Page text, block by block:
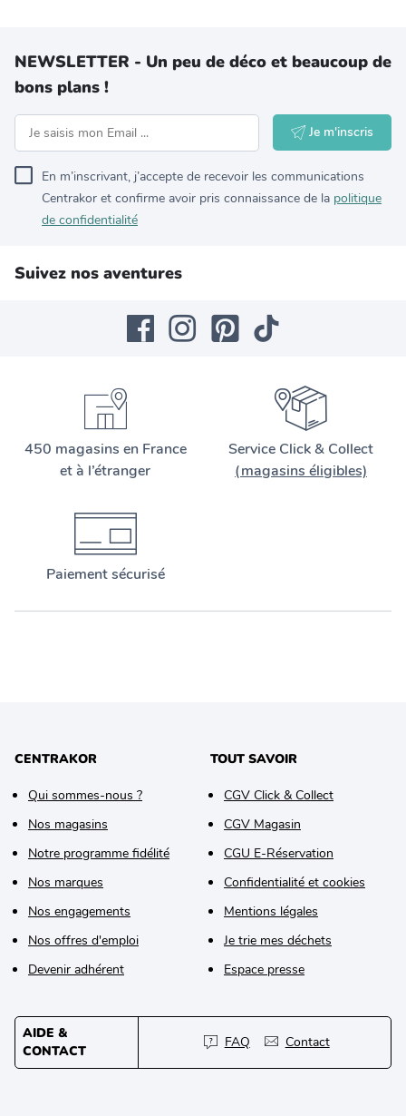
NEWSLETTER - Un peu de déco et beaucoup de
bons plans !
Je m'inscris
En m’inscrivant, j’accepte de recevoir les communications
Centrakor et confirme avoir pris connaissance de la politique
de confidentialité
Suivez nos aventures
450 magasins en France
et à l’étranger
Service Click & Collect
(magasins éligibles)
Paiement sécurisé
CENTRAKOR
Qui sommes-nous ?
Nos magasins
Notre programme fidélité
Nos marques
Nos engagements
Nos offres d'emploi
Devenir adhérent
TOUT SAVOIR
CGV Click & Collect
CGV Magasin
CGU E-Réservation
Confidentialité et cookies
Mentions légales
Je trie mes déchets
Espace presse
AIDE &
CONTACT
FAQ Contact